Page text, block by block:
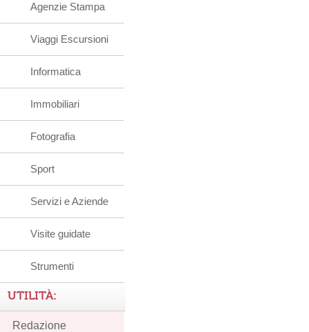
Agenzie Stampa
Viaggi Escursioni
Informatica
Immobiliari
Fotografia
Sport
Servizi e Aziende
Visite guidate
Strumenti
UTILITÀ:
Redazione